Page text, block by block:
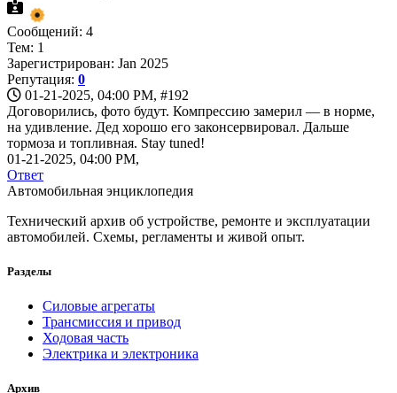
Сообщений: 4
Тем: 1
Зарегистрирован: Jan 2025
Репутация: 0
01-21-2025, 04:00 PM, #192
Договорились, фото будут. Компрессию замерил — в норме,
на удивление. Дед хорошо его законсервировал. Дальше
тормоза и топливная. Stay tuned!
01-21-2025, 04:00 PM,
Ответ
Автомобильная энциклопедия
Технический архив об устройстве, ремонте и эксплуатации
автомобилей. Схемы, регламенты и живой опыт.
Разделы
Силовые агрегаты
Трансмиссия и привод
Ходовая часть
Электрика и электроника
Архив